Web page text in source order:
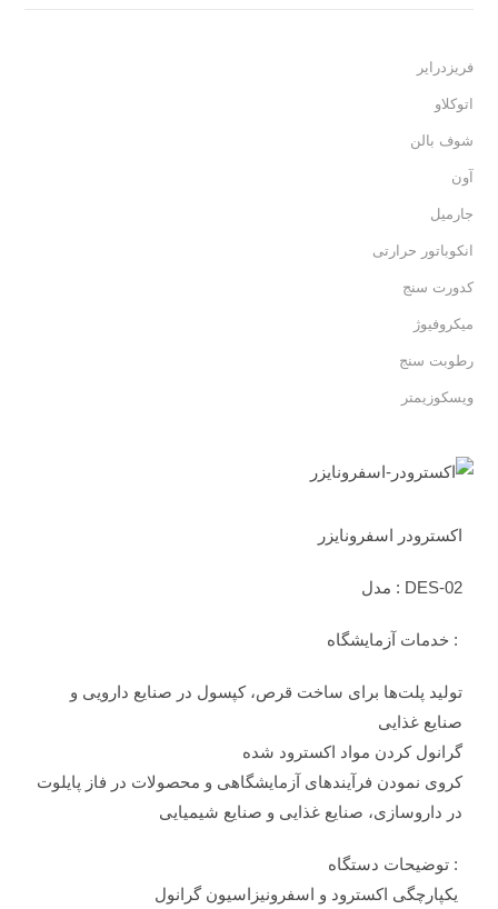
فریزدرایر
اتوکلاو
شوف بالن
آون
جارمیل
انکوباتور حرارتی
کدورت سنج
میکروفیوژ
رطوبت سنج
ویسکوزیمتر
اکسترودر اسفرونایزر
DES-02 : مدل
: خدمات آزمایشگاه
تولید پلت‌ها برای ساخت قرص، کپسول در صنایع دارویی و
صنایع غذایی
گرانول کردن مواد اکسترود شده
کروی نمودن فرآیندهای آزمایشگاهی و محصولات در فاز پایلوت
در داروسازی، صنایع غذایی و صنایع شیمیایی
: توضیحات دستگاه
یکپارچگی اکسترود و اسفرونیزاسیون گرانول